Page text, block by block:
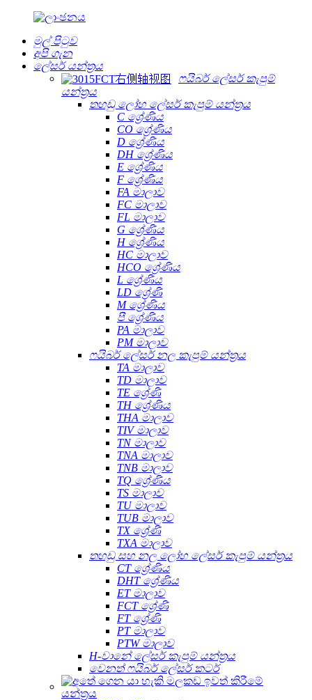
මුල් පිටුව
අපි ගැන
ලේසර් යන්ත්‍රය
ෆයිබර් ලේසර් කැපුම්
යන්ත්‍රය
තහඩු ලෝහ ලේසර් කැපුම් යන්ත්‍රය
C ශ්‍රේණිය
CO ශ්‍රේණිය
D ශ්‍රේණිය
DH ශ්‍රේණිය
E ශ්‍රේණිය
F ශ්‍රේණිය
FA මාලාව
FC මාලාව
FL මාලාව
G ශ්‍රේණිය
H ශ්‍රේණිය
HC මාලාව
HCO ශ්‍රේණිය
L ශ්‍රේණිය
LD ශ්‍රේණි
M ශ්‍රේණිය
පී ශ්‍රේණිය
PA මාලාව
PM මාලාව
ෆයිබර් ලේසර් නල කැපුම් යන්ත්‍රය
TA මාලාව
TD මාලාව
TE ශ්‍රේණි
TH ශ්‍රේණිය
THA මාලාව
TIV මාලාව
TN මාලාව
TNA මාලාව
TNB මාලාව
TQ ශ්‍රේණිය
TS මාලාව
TU මාලාව
TUB මාලාව
TX ශ්‍රේණි
TXA මාලාව
තහඩු සහ නල ලෝහ ලේසර් කැපුම් යන්ත්‍රය
CT ශ්‍රේණිය
DHT ශ්‍රේණිය
ET මාලාව
FCT ශ්‍රේණි
FT ශ්‍රේණි
PT මාලාව
PTW මාලාව
H-වානේ ලේසර් කැපුම් යන්ත්‍රය
වෙනත් ෆයිබර් ලේසර් කටර්